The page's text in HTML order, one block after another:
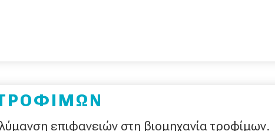
επιφανειών στη βιομηχανία τροφίμων.